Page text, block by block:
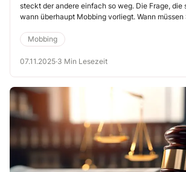
steckt der andere einfach so weg. Die Frage, die
wann überhaupt Mobbing vorliegt. Wann müssen
Mobbing
07.11.2025·3 Min Lesezeit